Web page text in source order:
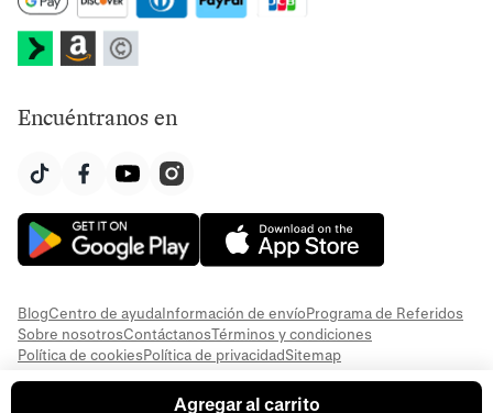
Agregar al carrito
Encuéntranos en
BlogCentro de ayudaInformación de envíoPrograma de Referidos
Sobre nosotrosContáctanosTérminos y condiciones
Política de cookiesPolítica de privacidadSitemap